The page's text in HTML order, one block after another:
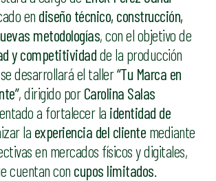
en diseño técnico, construcción,
metodologías, con el objetivo de
y competitividadde la producción
desarrollará el taller“Tu Marca en
, dirigido porCarolina Salas
a fortalecer la identidad de
la experiencia del cliente mediante
en mercados físicos y digitales,
cuentan con cupos limitados.